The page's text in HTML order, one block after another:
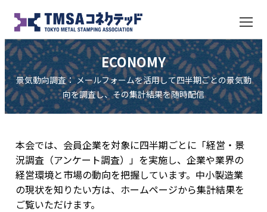
ECONOMY
景気動向調査： メールフォームを活用して四半期ごとの景気動
向を調査し、その集計結果を随時配信
本会では、会員企業を対象に四半期ごとに「経営・景
況調査（アンケート調査）」を実施し、企業や業界の
経営環境と市場の動向を把握しています。中小製造業
の現状を知りたい方は、ホームページから集計結果を
ご覧いただけます。